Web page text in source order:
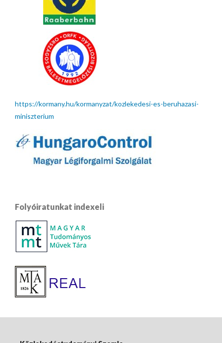
https://kormany.hu/kormanyzat/kozlekedesi-es-beruhazasi-
miniszterium
Folyóiratunkat indexeli